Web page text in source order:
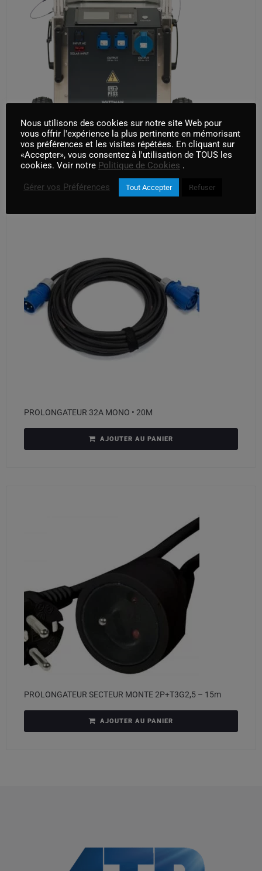
WATTMAN 6KW
AJOUTER AU PANIER
PROLONGATEUR 32A MONO • 20M
AJOUTER AU PANIER
PROLONGATEUR SECTEUR MONTE 2P+T3G2,5 – 15m
AJOUTER AU PANIER
Nous utilisons des cookies sur notre site Web pour
vous offrir l'expérience la plus pertinente en mémorisant
vos préférences et les visites répétées. En cliquant sur
«Accepter», vous consentez à l'utilisation de TOUS les
cookies. Voir notre Politique de Cookies .
Gérer vos Préférences Tout Accepter Refuser